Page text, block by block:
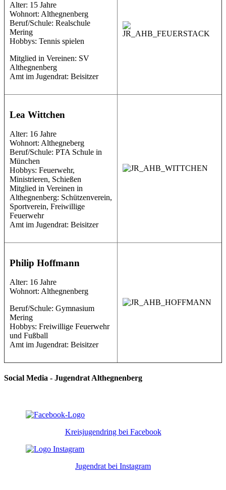
Alter: 15 Jahre
Wohnort: Althegnenberg
Beruf/Schule: Realschule
Mering
Hobbys: Tennis spielen
Mitglied in Vereinen: SV
Althegnenberg
Amt im Jugendrat: Beisitzer
Lea Wittchen
Alter: 16 Jahre
Wohnort: Althegneberg
Beruf/Schule: PTA Schule in
München
Hobbys: Feuerwehr,
Ministrieren, Schießen
Mitglied in Vereinen in
Althegnenberg: Schützenverein,
Sportverein, Freiwillige
Feuerwehr
Amt im Jugendrat: Beisitzer
Philip Hoffmann
Alter: 16 Jahre
Wohnort: Althegnenberg
Beruf/Schule: Gymnasium
Mering
Hobbys: Freiwillige Feuerwehr
und Fußball
Amt im Jugendrat: Beisitzer
Social Media - Jugendrat Althegnenberg
Kreisjugendring bei Facebook
Jugendrat bei Instagram